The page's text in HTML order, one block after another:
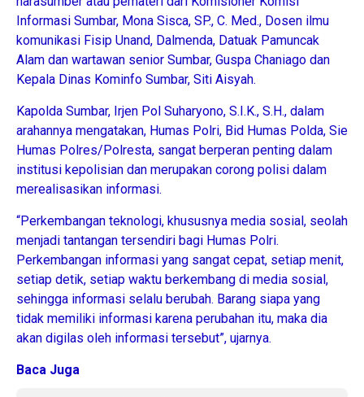
Informasi Sumbar, Mona Sisca, SP., C. Med., Dosen ilmu
komunikasi Fisip Unand, Dalmenda, Datuak Pamuncak
Alam dan wartawan senior Sumbar, Guspa Chaniago dan
Kepala Dinas Kominfo Sumbar, Siti Aisyah.
Kapolda Sumbar, Irjen Pol Suharyono, S.I.K., S.H., dalam
arahannya mengatakan, Humas Polri, Bid Humas Polda, Sie
Humas Polres/Polresta, sangat berperan penting dalam
institusi kepolisian dan merupakan corong polisi dalam
merealisasikan informasi.
“Perkembangan teknologi, khususnya media sosial, seolah
menjadi tantangan tersendiri bagi Humas Polri.
Perkembangan informasi yang sangat cepat, setiap menit,
setiap detik, setiap waktu berkembang di media sosial,
sehingga informasi selalu berubah. Barang siapa yang
tidak memiliki informasi karena perubahan itu, maka dia
akan digilas oleh informasi tersebut”, ujarnya.
Baca Juga